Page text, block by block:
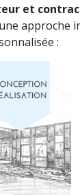
et
approche
: